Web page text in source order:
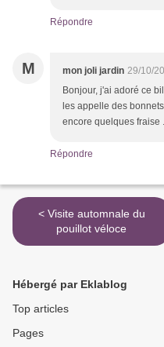
Répondre
M mon joli jardin 29/10/
Bonjour, j'ai adoré ce
les appelle des
encore quelques fraise
Répondre
< Visite automnale du
pouillot véloce
Hébergé par Eklablog
Top articles
Pages